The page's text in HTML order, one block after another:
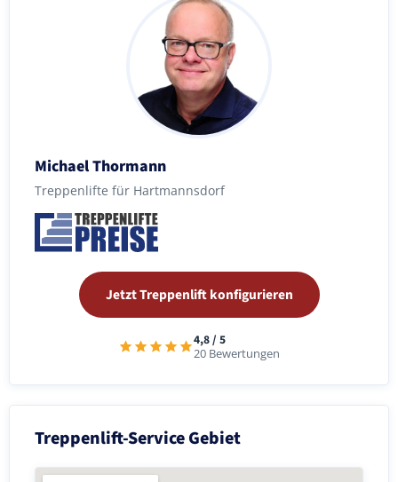
Michael Thormann
Treppenlifte für Hartmannsdorf
Jetzt Treppenlift konfigurieren
4,8 / 5
20 Bewertungen
Treppenlift-Service Gebiet